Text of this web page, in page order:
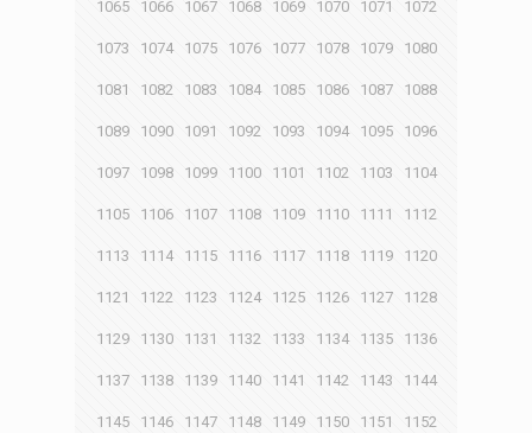
1065 1066 1067 1068 1069 1070 1071 1072
1073 1074 1075 1076 1077 1078 1079 1080
1081 1082 1083 1084 1085 1086 1087 1088
1089 1090 1091 1092 1093 1094 1095 1096
1097 1098 1099 1100 1101 1102 1103 1104
1105 1106 1107 1108 1109 1110 1111 1112
1113 1114 1115 1116 1117 1118 1119 1120
1121 1122 1123 1124 1125 1126 1127 1128
1129 1130 1131 1132 1133 1134 1135 1136
1137 1138 1139 1140 1141 1142 1143 1144
1145 1146 1147 1148 1149 1150 1151 1152